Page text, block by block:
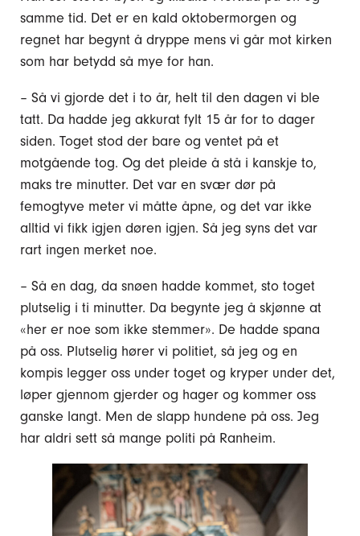
samme tid. Det er en kald oktobermorgen og
regnet har begynt å dryppe mens vi går mot kirken
som har betydd så mye for han.
– Så vi gjorde det i to år, helt til den dagen vi ble
tatt. Da hadde jeg akkurat fylt 15 år for to dager
siden. Toget stod der bare og ventet på et
motgående tog. Og det pleide å stå i kanskje to,
maks tre minutter. Det var en svær dør på
femogtyve meter vi måtte åpne, og det var ikke
alltid vi fikk igjen døren igjen. Så jeg syns det var
rart ingen merket noe.
– Så en dag, da snøen hadde kommet, sto toget
plutselig i ti minutter. Da begynte jeg å skjønne at
«her er noe som ikke stemmer». De hadde spana
på oss. Plutselig hører vi politiet, så jeg og en
kompis legger oss under toget og kryper under det,
løper gjennom gjerder og hager og kommer oss
ganske langt. Men de slapp hundene på oss. Jeg
har aldri sett så mange politi på Ranheim.